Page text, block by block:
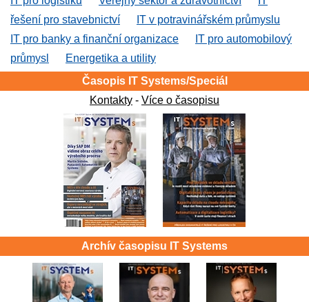
řešení pro stavebnictví
IT v potravinářském průmyslu
IT pro banky a finanční organizace
IT pro automobilový
průmysl
Energetika a utility
Časopis IT Systems/Speciál
Kontakty - Více o časopisu
Archív časopisu IT Systems